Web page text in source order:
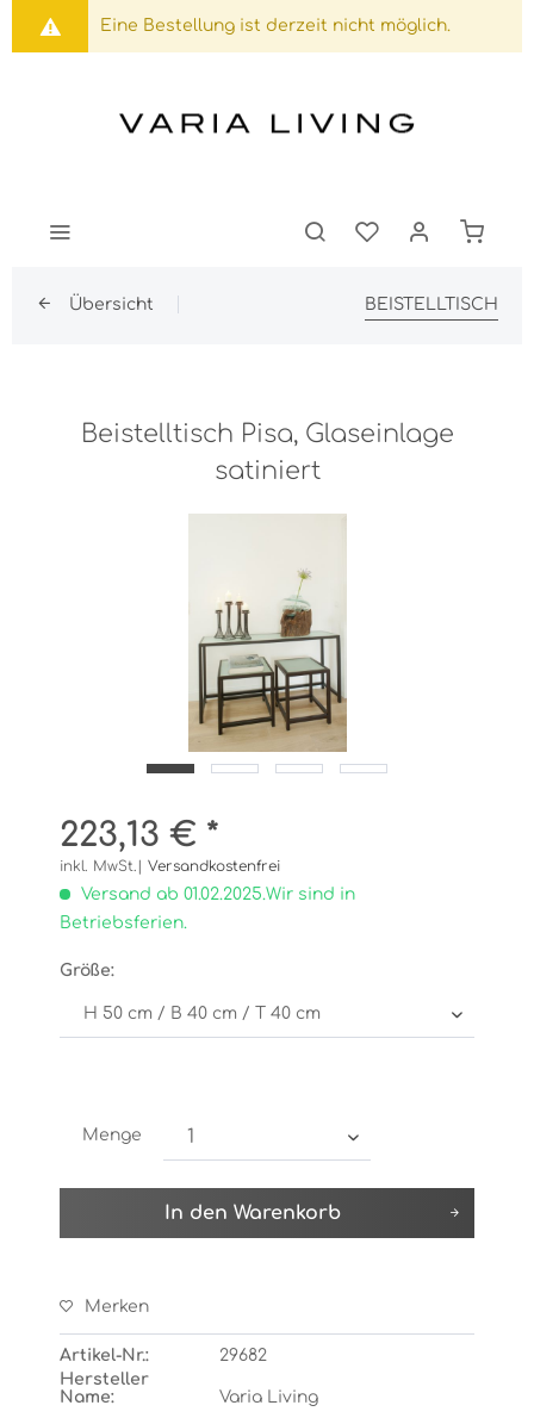
Eine Bestellung ist derzeit nicht möglich.
Übersicht BEISTELLTISCH
Beistelltisch Pisa, Glaseinlage
satiniert
223,13 € *
inkl. MwSt.| Versandkostenfrei
Versand ab 01.02.2025.Wir sind in
Betriebsferien.
Größe:
Menge
In den Warenkorb
Merken
Artikel-Nr.:
29682
Hersteller
Name:
Varia Living